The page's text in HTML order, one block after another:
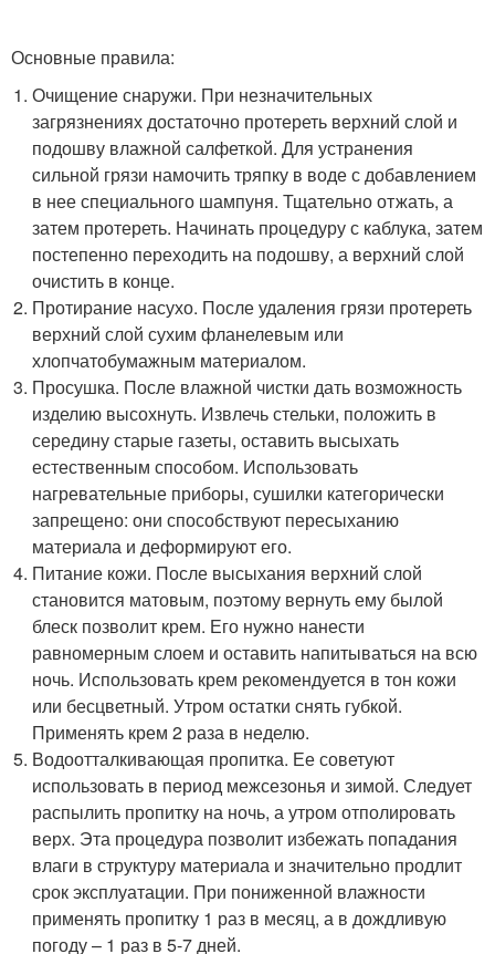
Основные правила:
Очищение снаружи. При незначительных
загрязнениях достаточно протереть верхний слой и
подошву влажной салфеткой. Для устранения
сильной грязи намочить тряпку в воде с добавлением
в нее специального шампуня. Тщательно отжать, а
затем протереть. Начинать процедуру с каблука, затем
постепенно переходить на подошву, а верхний слой
очистить в конце.
Протирание насухо. После удаления грязи протереть
верхний слой сухим фланелевым или
хлопчатобумажным материалом.
Просушка. После влажной чистки дать возможность
изделию высохнуть. Извлечь стельки, положить в
середину старые газеты, оставить высыхать
естественным способом. Использовать
нагревательные приборы, сушилки категорически
запрещено: они способствуют пересыханию
материала и деформируют его.
Питание кожи. После высыхания верхний слой
становится матовым, поэтому вернуть ему былой
блеск позволит крем. Его нужно нанести
равномерным слоем и оставить напитываться на всю
ночь. Использовать крем рекомендуется в тон кожи
или бесцветный. Утром остатки снять губкой.
Применять крем 2 раза в неделю.
Водоотталкивающая пропитка. Ее советуют
использовать в период межсезонья и зимой. Следует
распылить пропитку на ночь, а утром отполировать
верх. Эта процедура позволит избежать попадания
влаги в структуру материала и значительно продлит
срок эксплуатации. При пониженной влажности
применять пропитку 1 раз в месяц, а в дождливую
погоду – 1 раз в 5-7 дней.